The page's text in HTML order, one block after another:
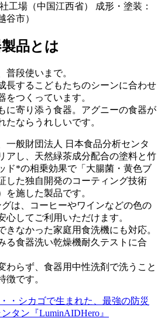
工場（中国江西省） 成形・塗装：
谷市）
製品とは
普段使いまで。
長するこどもたちのシーンに合わせ
をつくっています。
に寄り添う食器。アグニーの食器が
たならうれしいです。
一般財団法人 日本食品分析センタ
アし、天然緑茶成分配合の塗料と竹
ド*の相乗効果で「大腸菌・黄色ブ
した独自開発のコーティング技術
を施した製品です。
は、コーヒーやワインなどの色の
心してご利用いただけます。
きなかった家庭用食洗機にも対応。
る食器洗い乾燥機耐久テストに合
わらず、食器用中性洗剤で洗うこと
徴です。
・シカゴで生まれた、最強の防災
タン『LuminAIDHero』